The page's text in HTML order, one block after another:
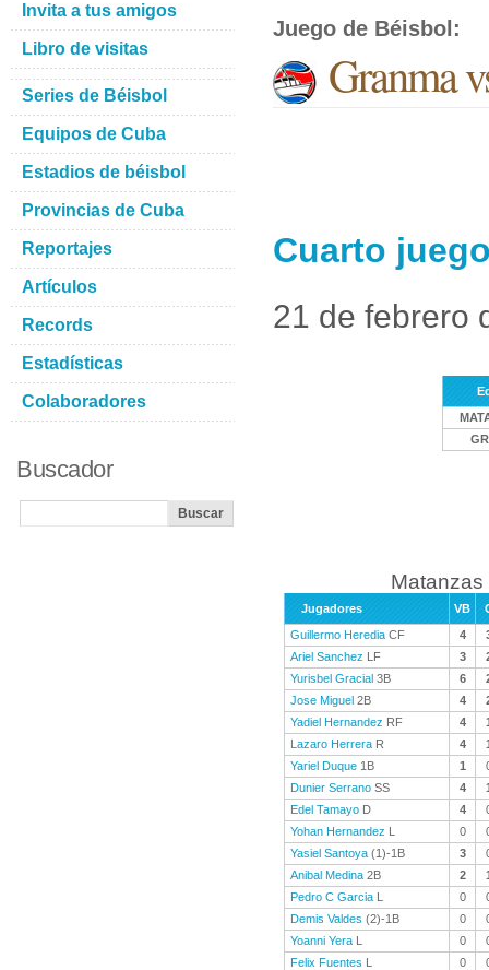
Juego de Béisbol :
Granma
Cuarto
21 de febrero
Matanzas
Jugadores VB
Guillermo Heredia CF 4
Ariel Sanchez LF 3
Yurisbel Gracial 3B 6
Jose Miguel 2B 4
Yadiel Hernandez RF 4
Lazaro Herrera R 4
Yariel Duque 1B 1
Dunier Serrano SS 4
Edel Tamayo D 4
Yohan Hernandez L 0
Yasiel Santoya (1)-1B 3
Anibal Medina 2B 2
Pedro C Garcia L 0
Demis Valdes (2)-1B 0
Yoanni Yera L 0
Felix Fuentes L 0
Invita a tus amigos
Libro de visitas
Series de Béisbol
Equipos de Cuba
Estadios de béisbol
Provincias de Cuba
Reportajes
Artículos
Records
Estadísticas
Colaboradores
Buscador